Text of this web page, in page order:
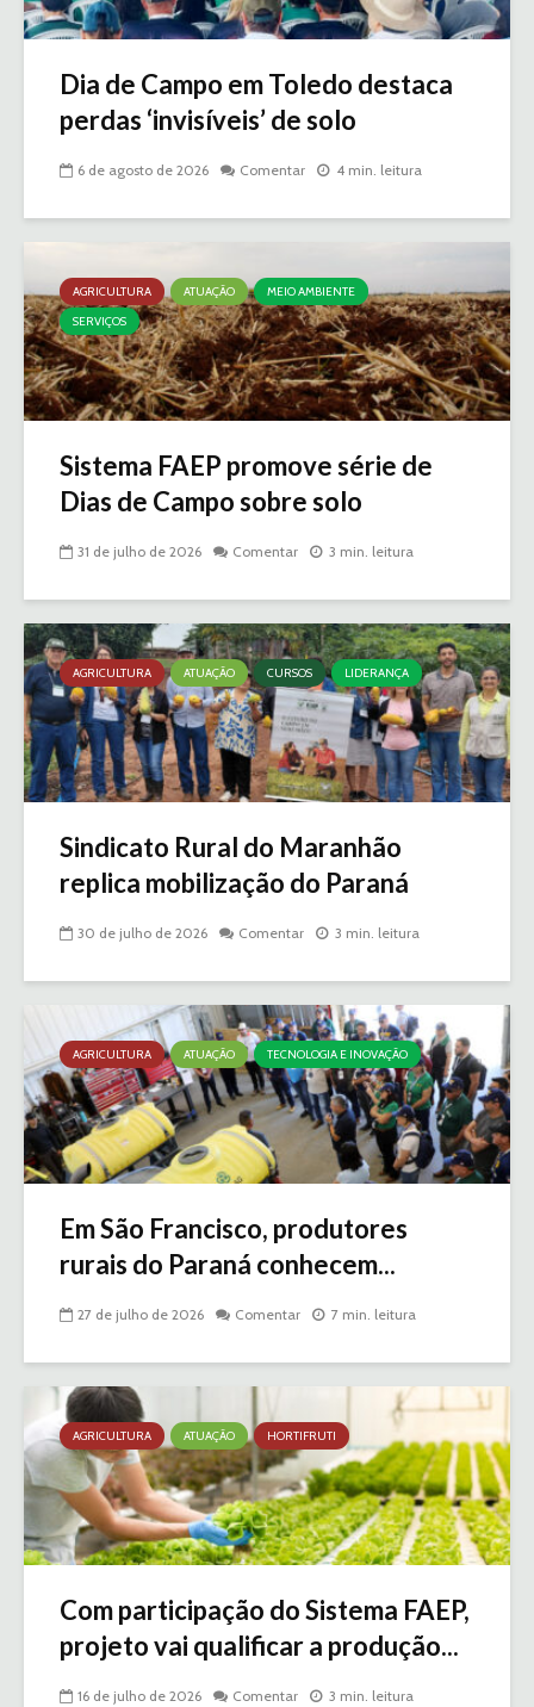
Dia de Campo em Toledo destaca
perdas ‘invisíveis’ de solo
6 de agosto de 2026 Comentar 4 min. leitura
AGRICULTURA ATUAÇÃO
MEIO AMBIENTE
SERVIÇOS
Sistema FAEP promove série de
Dias de Campo sobre solo
31 de julho de 2026 Comentar 3 min. leitura
AGRICULTURA ATUAÇÃO CURSOS LIDERANÇA
Sindicato Rural do Maranhão
replica mobilização do Paraná
30 de julho de 2026 Comentar 3 min. leitura
AGRICULTURA ATUAÇÃO TECNOLOGIA E INOVAÇÃO
Em São Francisco, produtores
rurais do Paraná conhecem...
27 de julho de 2026 Comentar 7 min. leitura
AGRICULTURA ATUAÇÃO HORTIFRUTI
Com participação do Sistema FAEP,
projeto vai qualificar a produção...
16 de julho de 2026 Comentar 3 min. leitura